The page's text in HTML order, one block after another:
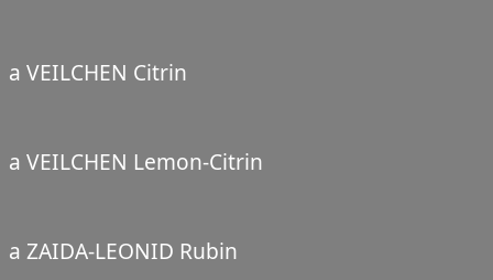
a VEILCHEN Citrin
a VEILCHEN Lemon-Citrin
a ZAIDA-LEONID Rubin